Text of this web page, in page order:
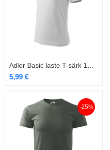
5,99 €
-25%